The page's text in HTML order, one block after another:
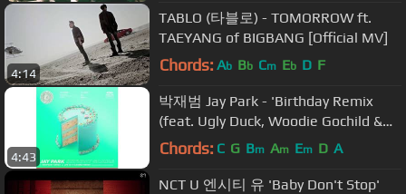
4:14
TABLO (타블로) - TOMORROW ft.
TAEYANG of BIGBANG [Official MV]
Chords: Ab Bb Cm Eb D F
4:43
박재범 Jay Park - 'Birthday Remix
(feat. Ugly Duck, Woodie Gochild &
Hoody)' [Official Audio]
Chords: C G Bm Am Em D A
NCT U 엔시티 유 'Baby Don't Stop'